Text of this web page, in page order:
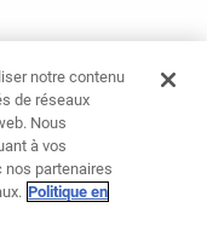
notre contenu
de réseaux
Nous
à vos
nos partenaires
Politique en